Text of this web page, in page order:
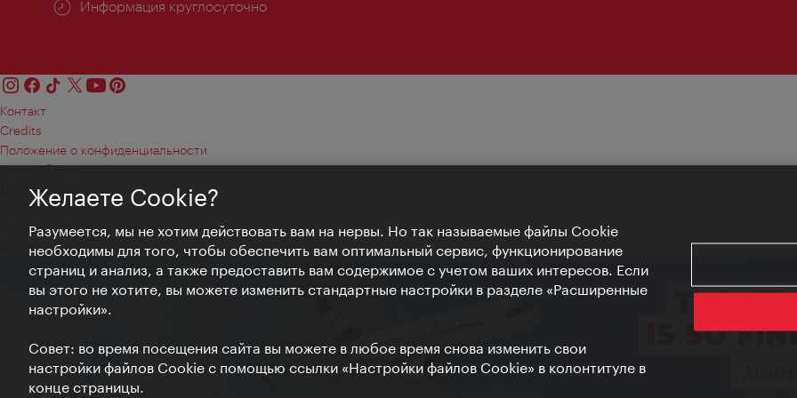
Информация круглосуточно
Контакт
Credits
Положение о конфиденциальности
Terms of Use
Доступность
Контакты для прессы
Настройки файлов Cookie
© Copyright WienTourismus
Желаете Cookie?
Разумеется, мы не хотим действовать вам на нервы. Но так называемые файлы Cookie
необходимы для того, чтобы обеспечить вам оптимальный сервис, функционирование
страниц и анализ, а также предоставить вам содержимое с учетом ваших интересов. Если
вы этого не хотите, вы можете изменить стандартные настройки в разделе «Расширенные
настройки».
Совет: во время посещения сайта вы можете в любое время снова изменить свои
настройки файлов Cookie с помощью ссылки «Настройки файлов Cookie» в колонтитуле в
конце страницы.